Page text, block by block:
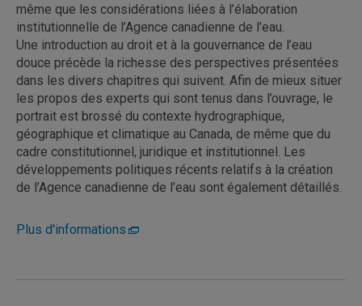
même que les considérations liées à l’élaboration
institutionnelle de l’Agence canadienne de l’eau.
Une introduction au droit et à la gouvernance de l’eau
douce précède la richesse des perspectives présentées
dans les divers chapitres qui suivent. Afin de mieux situer
les propos des experts qui sont tenus dans l’ouvrage, le
portrait est brossé du contexte hydrographique,
géographique et climatique au Canada, de même que du
cadre constitutionnel, juridique et institutionnel. Les
développements politiques récents relatifs à la création
de l’Agence canadienne de l’eau sont également détaillés.
Plus d'informations